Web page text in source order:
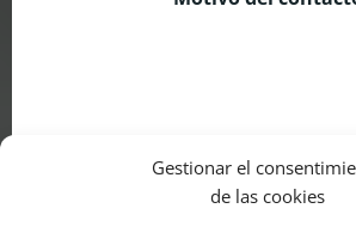
Gestionar el
de las cookies